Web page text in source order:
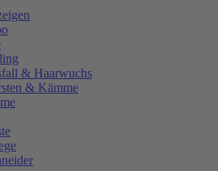
& Haarwuchs
& Kämme